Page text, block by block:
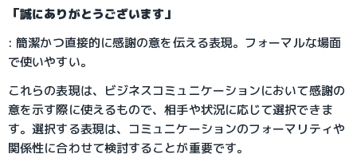
「誠にありがとうございます」
: 簡潔かつ直接的に感謝の意を伝える表現。フォーマルな場面
で使いやすい。
これらの表現は、ビジネスコミュニケーションにおいて感謝の
意を示す際に使えるもので、相手や状況に応じて選択できま
す。選択する表現は、コミュニケーションのフォーマリティや
関係性に合わせて検討することが重要です。